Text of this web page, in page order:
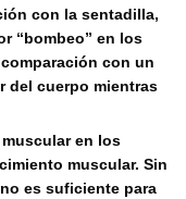
con la sentadilla,
“bombeo” en los
con un
del cuerpo mientras
en los
muscular. Sin
es suficiente para